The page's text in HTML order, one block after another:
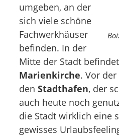
umgeben, an der
sich viele schöne
Fachwerkhäuser
befinden. In der
Mitte der Stadt
Marienkirche. Vor
den Stadthafen, der
auch heute noch
die Stadt wirklich eine
gewisses